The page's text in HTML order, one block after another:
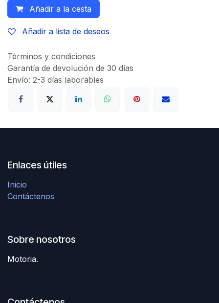
Añadir a la cesta
Añadir a lista de deseos
Términos y condiciones
Garantía de devolución de 30 días
Envío: 2-3 días laborables
Enlaces útiles
Inicio
Contáctenos
Sobre nosotros
Motoria.